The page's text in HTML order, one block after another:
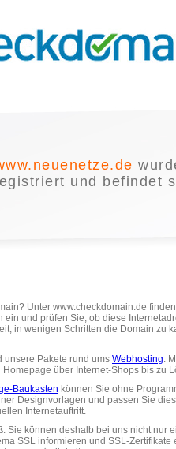
und befindet
Unter www.checkdomain.de
ein und prüfen Sie, ob diese
in wenigen Schritten die Domain zu
unsere Pakete rund ums Webhosting:
über Internet-Shops bis zu
Baukasten können Sie ohne
Designvorlagen und passen Sie
Internetauftritt.
Sie können deshalb bei uns nicht nur
SSL informieren und SSL-